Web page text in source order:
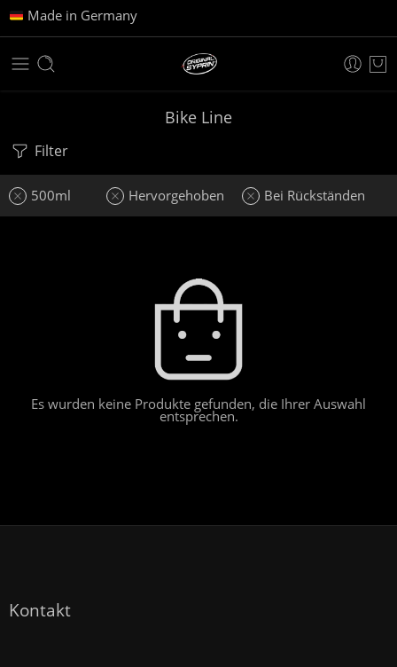
Made in Germany
Bike Line
Filter
500ml Hervorgehoben Bei Rückständen
Es wurden keine Produkte gefunden, die Ihrer Auswahl
entsprechen.
Kontakt